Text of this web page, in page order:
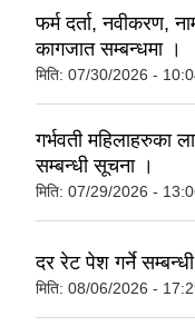
फर्म दर्ता, नवीकरण,
कागजात सम्बन्धमा ।
मिति: 07/30/2026 -
गर्भवती महिलाहरुका
सम्बन्धी सूचना ।
मिति: 07/29/2026 -
दर रेट पेश गर्ने
मिति: 08/06/2026 -